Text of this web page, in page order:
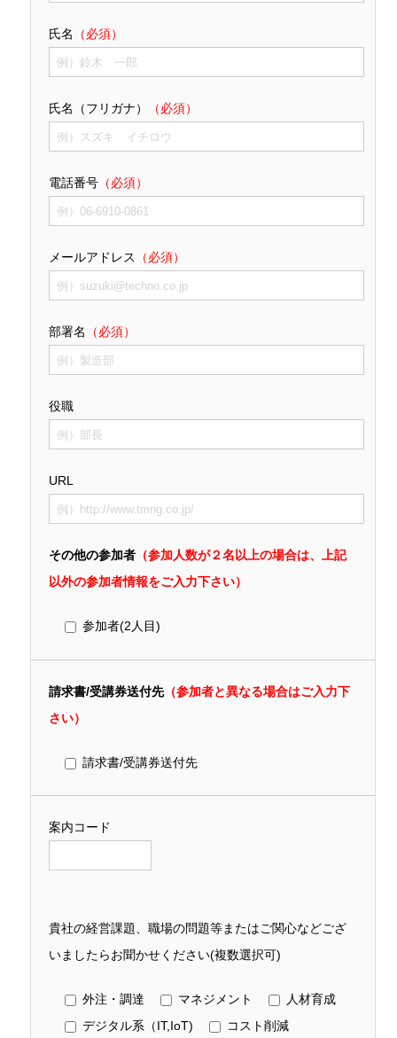
氏名 （必須）
氏名（フリガナ） （必須）
電話番号 （必須）
メールアドレス （必須）
部署名 （必須）
役職
URL
その他の参加者 （参加人数が２名以上の場合は、上記
以外の参加者情報をご入力下さい）
参加者(2人目)
請求書/受講券送付先（参加者と異なる場合はご入力下
さい）
請求書/受講券送付先
案内コード
貴社の経営課題、職場の問題等またはご関心などござ
いましたらお聞かせください(複数選択可)
外注・調達 マネジメント
人材育成
デジタル系（IT,IoT)
コスト削減